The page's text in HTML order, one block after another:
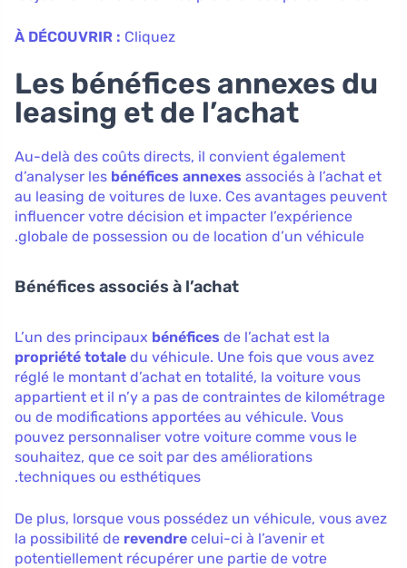
À DÉCOUVRIR : Cliquez
Les bénéfices annexes du
leasing et de l’achat
Au-delà des coûts directs, il convient également
d’analyser les bénéfices annexes associés à l’achat et
au leasing de voitures de luxe. Ces avantages peuvent
influencer votre décision et impacter l’expérience
globale de possession ou de location d’un véhicule.
Bénéfices associés à l’achat
L’un des principaux bénéfices de l’achat est la
propriété totale du véhicule. Une fois que vous avez
réglé le montant d’achat en totalité, la voiture vous
appartient et il n’y a pas de contraintes de kilométrage
ou de modifications apportées au véhicule. Vous
pouvez personnaliser votre voiture comme vous le
souhaitez, que ce soit par des améliorations
techniques ou esthétiques.
De plus, lorsque vous possédez un véhicule, vous avez
la possibilité de revendre celui-ci à l’avenir et
potentiellement récupérer une partie de votre